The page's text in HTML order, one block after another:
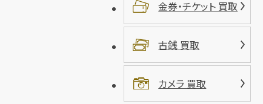
金券・チケット 買取
古銭 買取
カメラ 買取